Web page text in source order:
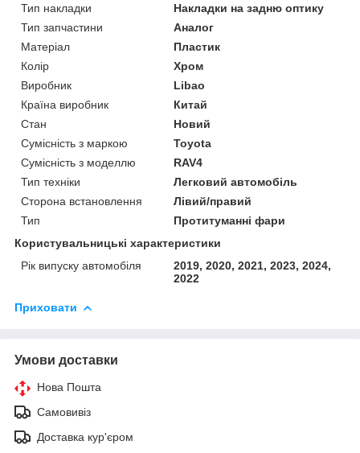
Тип накладки
Накладки на задню оптику
Тип запчастини
Аналог
Матеріал
Пластик
Колір
Хром
Виробник
Libao
Країна виробник
Китай
Стан
Новий
Сумісність з маркою
Toyota
Сумісність з моделлю
RAV4
Тип техніки
Легковий автомобіль
Сторона встановлення
Лівий/правий
Тип
Протитуманні фари
Користувальницькі характеристики
Рік випуску автомобіля
2019, 2020, 2021, 2023, 2024,
2022
Приховати
Умови доставки
Нова Пошта
Самовивіз
Доставка кур'єром